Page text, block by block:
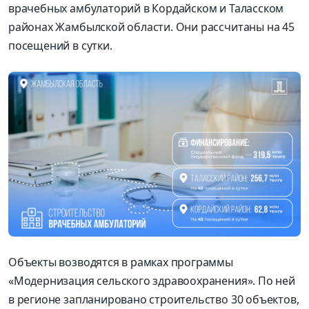
врачебных амбулаторий в Кордайском и Таласском
районах Жамбылской области. Они рассчитаны на 45
посещений в сутки.
Объекты возводятся в рамках программы
«Модернизация сельского здравоохранения». По ней
в регионе запланировано строительство 30 объектов,